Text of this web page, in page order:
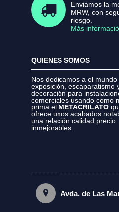
Enviamos la
MRW, con
riesgo.
Más
QUIENES SOMOS
Nos dedicamos a el mundo
exposición, escaparatismo
decoración para
comerciales usando como
prima el METACRILATO
ofrece unos acabados
una relación calidad precio
inmejorables.
Avda. de Las